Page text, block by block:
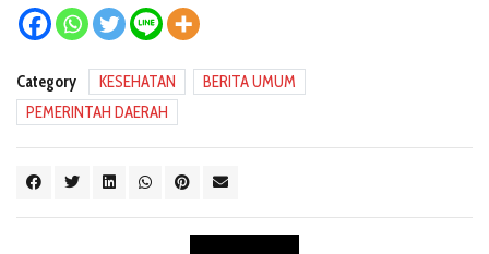
Category KESEHATAN
BERITA UMUM
PEMERINTAH DAERAH